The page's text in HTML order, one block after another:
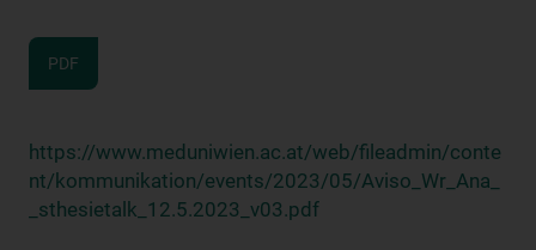
PDF
https://www.meduniwien.ac.at/web/fileadmin/conte
nt/kommunikation/events/2023/05/Aviso_Wr_Ana_
_sthesietalk_12.5.2023_v03.pdf